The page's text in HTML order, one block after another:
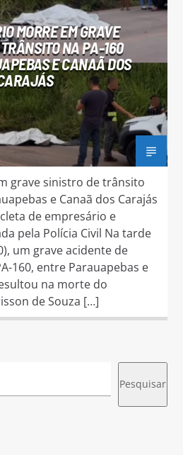
MORRE EM GRAVE
NA PA-160
E CANAÃ DOS
grave sinistro de trânsito
e Canaã dos Carajás
de empresário e
pela Polícia Civil Na tarde
um grave acidente de
160, entre Parauapebas e
na morte do
de Souza […]
Pesquisar